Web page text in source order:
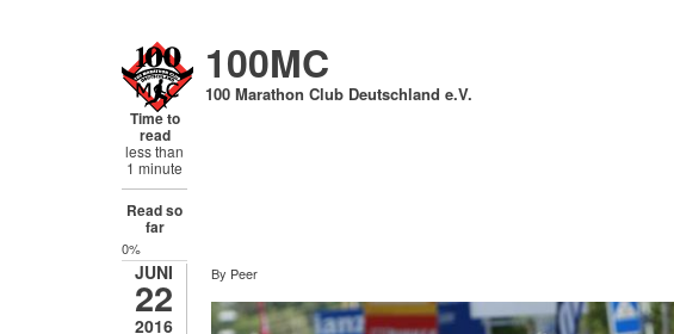
100MC
100 Marathon Club Deutschland e.V.
JUNI
22
2016
Time to
read
less than
1 minute
Read so
far
0%
By Peer